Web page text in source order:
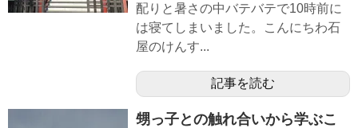
配りと暑さの中バテバテで10時前に
は寝てしまいました。こんにちわ石
屋のけんす...
記事を読む
甥っ子との触れ合いから学ぶこ